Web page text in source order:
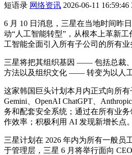
短语录 网络资讯 2026-06-11 16:59:46
6 月 10 日消息，三星在当地时间昨
动“人工智能转型”，从根本上革新工
工智能全面引入所有子公司的所有业
三星将把其组织基因 —— 包括总裁
方法以及组织文化 —— 转变为以人工
这家韩国巨头计划本月内正式向所有
Gemini、OpenAI ChatGPT、
务和配套安全系统；通过在所有业
作效率；积极利用 AI 发现新增长点。
三星计划在 2026 年内为所有一般员
于管理层，三星 6 月将举行面向